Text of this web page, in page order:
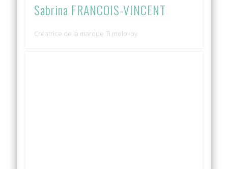
Sabrina FRANCOIS-VINCENT
Créatrice de la marque Ti molokoy